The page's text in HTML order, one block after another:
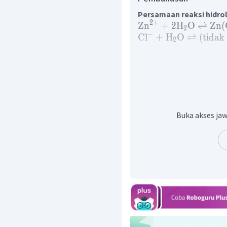
Persamaan reaksi
Zn2+ + 2H2O ⇌ Zn(
Cl− + H2O ⇌ (tidak
merupakan garam
,
ZnCl 2
Sehingga reaksi
Zn(
tidak
menunjukkan larutan
lakmus biru menjadi
Buka akses